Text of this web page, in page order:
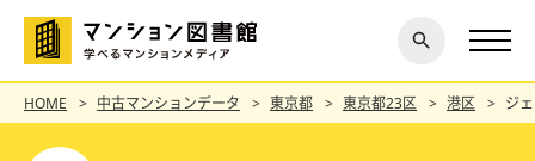
探す
閉じ
る
HOME 中古マンションデータ 東京都 東京都23区 港区 ジ